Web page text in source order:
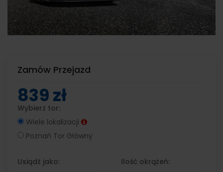
Zamów Przejazd
839 zł
Wybierz tor:
Wiele lokalizacji
Poznań Tor Główny
Usiądź jako: Ilość okrążeń: